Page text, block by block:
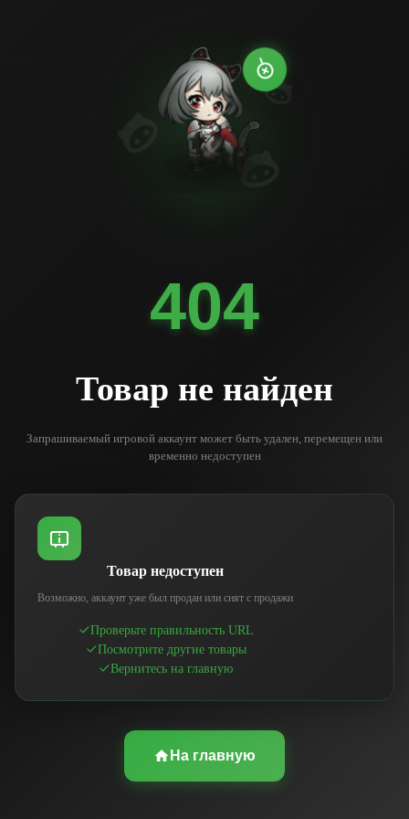
404
Товар не найден
Запрашиваемый игровой аккаунт может быть удален, перемещен или
временно недоступен
Товар недоступен
Возможно, аккаунт уже был продан или снят с продажи
Проверьте правильность URL
Посмотрите другие товары
Вернитесь на главную
На главную